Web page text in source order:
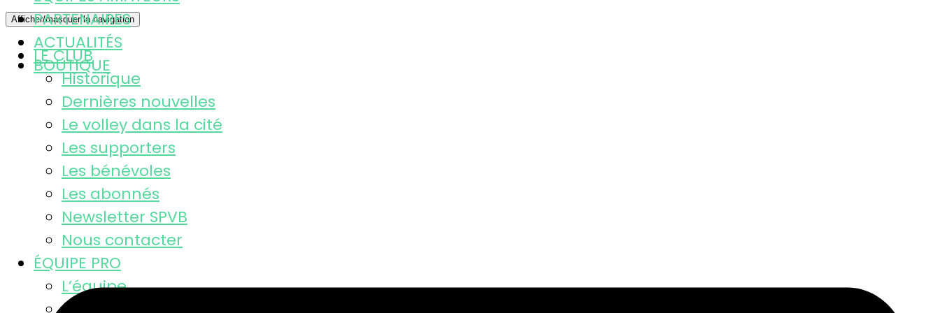
Afficher/masquer la navigation
LE CLUB
Historique
Dernières nouvelles
Le volley dans la cité
Les supporters
Les bénévoles
Les abonnés
Newsletter SPVB
Nous contacter
ÉQUIPE PRO
L’équipe
PARTENAIRES
ACTUALITÉS
BOUTIQUE